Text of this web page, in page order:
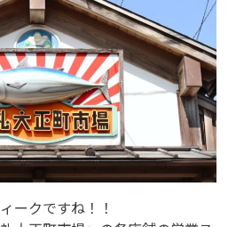
ークですね！！